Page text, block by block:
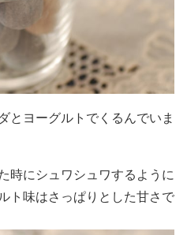
とヨーグルトでくるんでいま
時にシュワシュワするように
ト味はさっぱりとした甘さで